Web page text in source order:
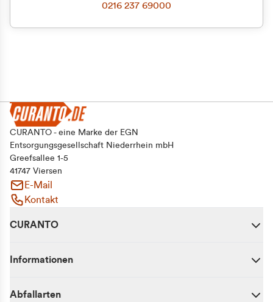
0216 237 69000
CURANTO - eine Marke der EGN
Entsorgungsgesellschaft Niederrhein mbH
Greefsallee 1-5
41747 Viersen
E-Mail
Kontakt
CURANTO
Informationen
Abfallarten